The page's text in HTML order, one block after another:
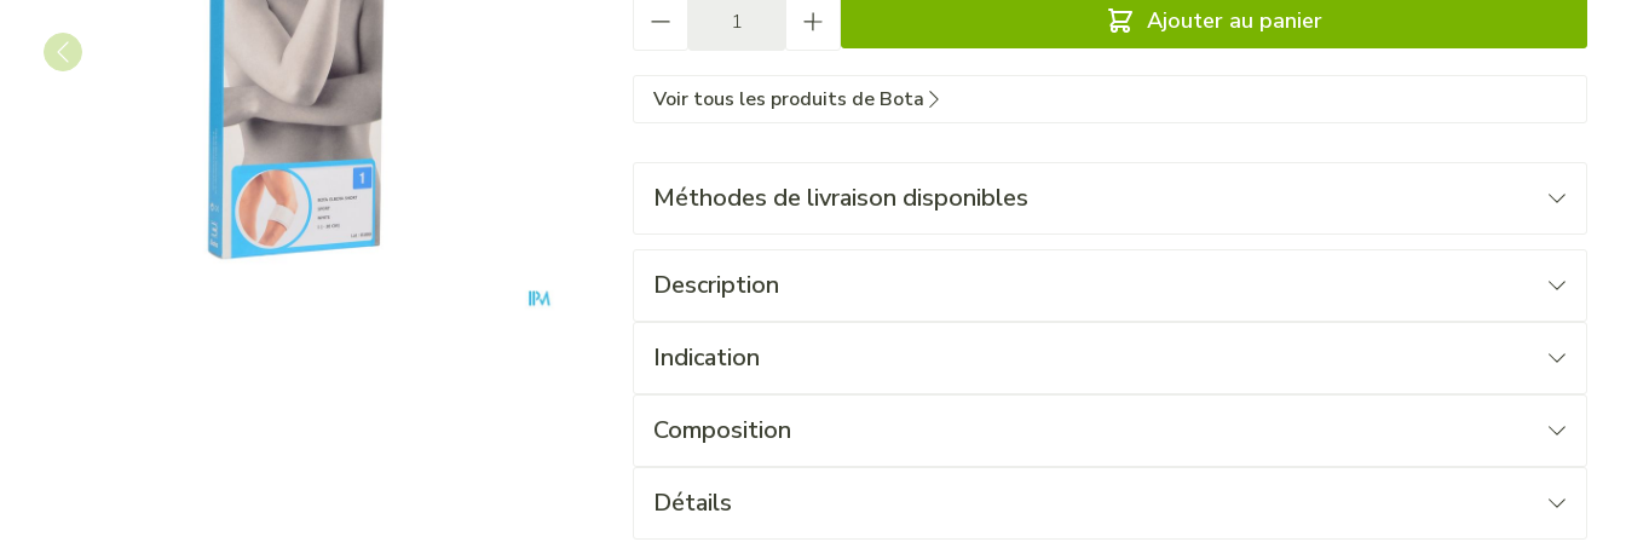
Ajouter au panier
Voir tous les produits de Bota
Méthodes de livraison disponibles
Description
Indication
Composition
Détails